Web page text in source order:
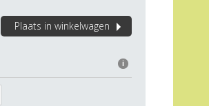
Plaats in winkelwagen
i